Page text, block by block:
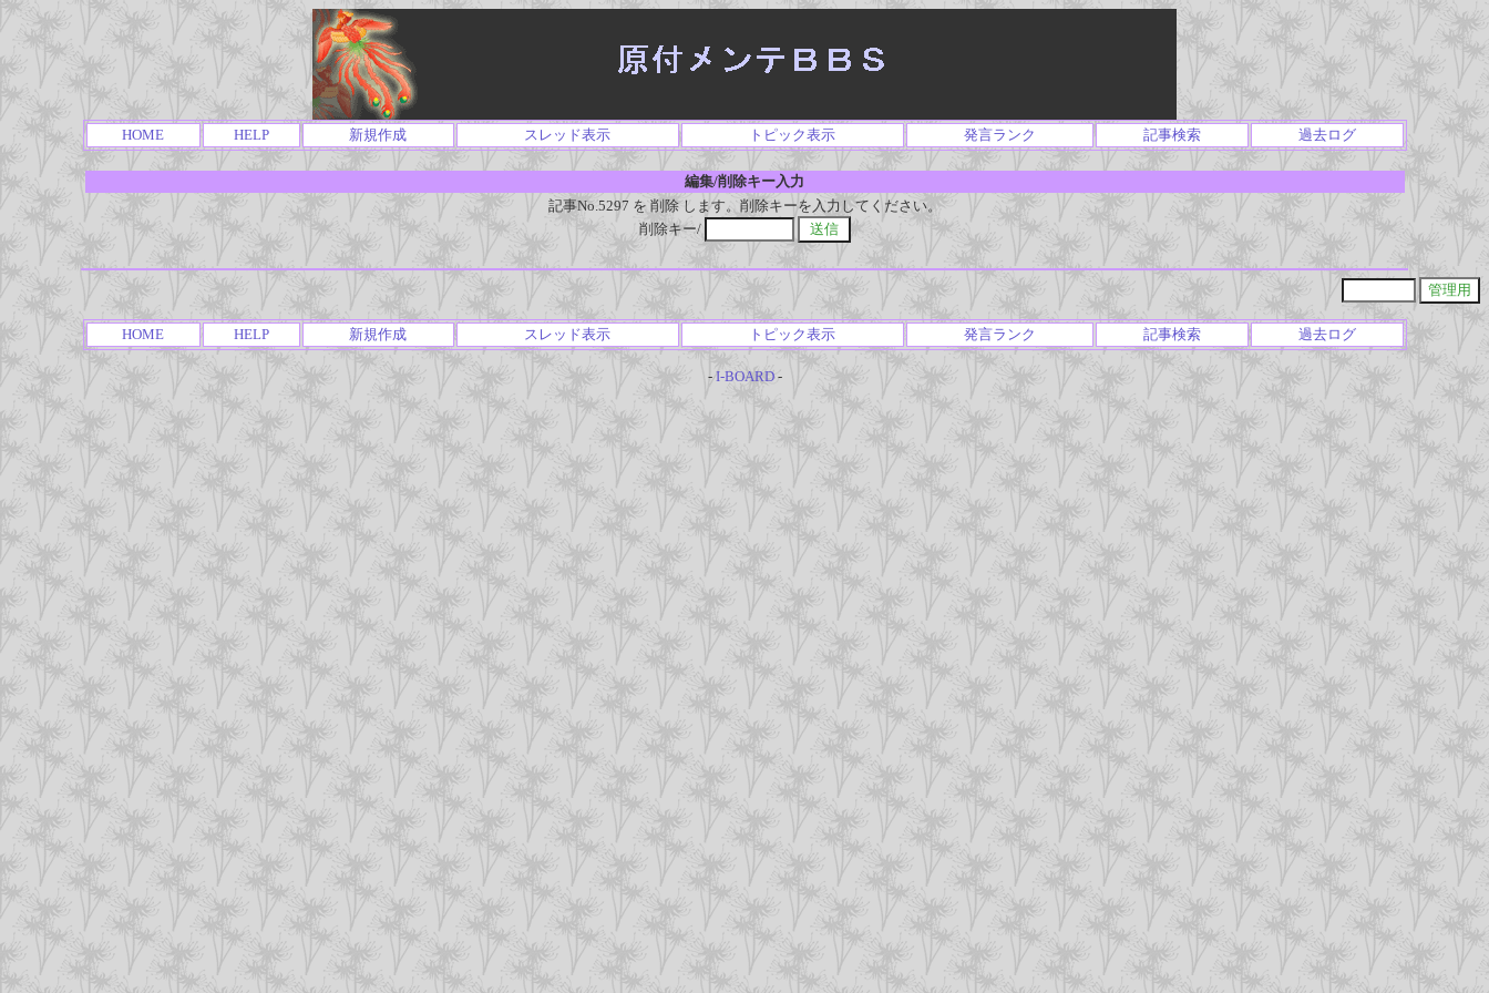
HOME HELP 新規作成 スレッド表示 トピック表示 発言ランク 記事検索 過去ログ
編集/削除キー入力
記事No.5297 を 削除 します。削除キーを入力してください。
削除キー/
HOME HELP 新規作成 スレッド表示 トピック表示 発言ランク 記事検索 過去ログ
- I-BOARD-